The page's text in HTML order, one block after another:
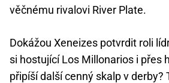
věčnému rivalovi River Plate.
Dokážou Xeneizes potvrdit roli
si hostující Los Millonarios i přes
připíší další cenný skalp v derby?